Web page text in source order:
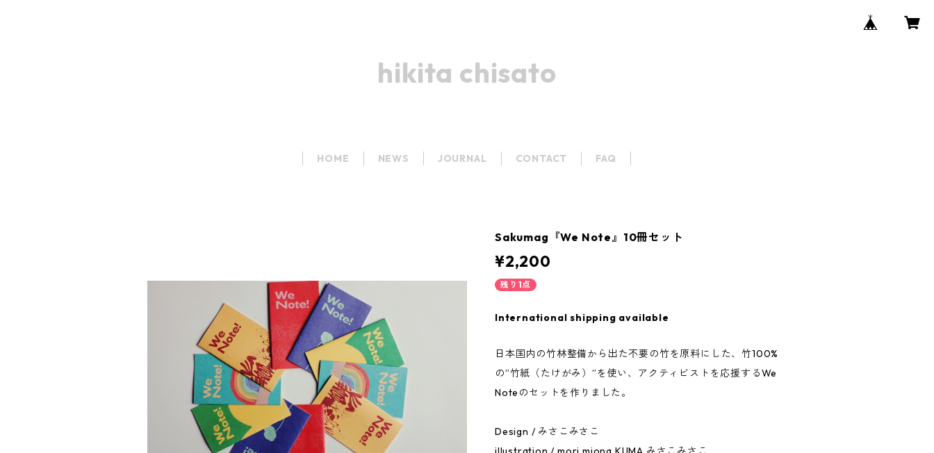
hikita chisato
HOME NEWS JOURNAL CONTACT FAQ
Sakumag『We Note』10冊セット
¥2,200
残り1点
International shipping available
日本国内の竹林整備から出た不要の竹を原料にした、竹100%
の”竹紙（たけがみ）”を使い、アクティビストを応援するWe
Noteのセットを作りました。
Design / みさこみさこ